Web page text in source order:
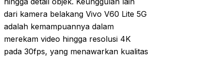
dari kamera belakang Vivo V60 Lite 5G
adalah kemampuannya dalam
merekam video hingga resolusi 4K
pada 30fps, yang menawarkan kualitas